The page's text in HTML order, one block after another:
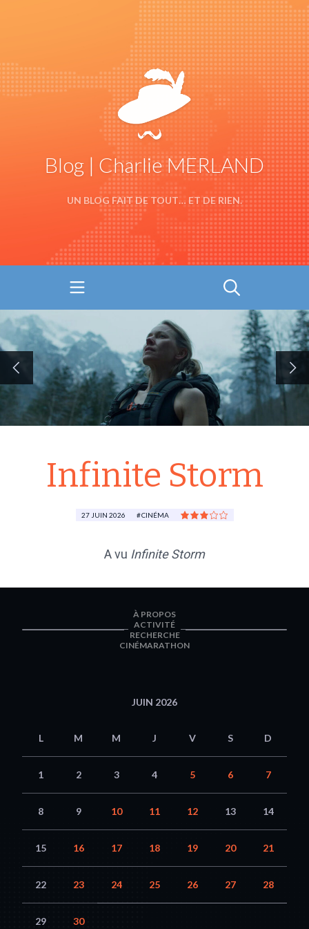
Blog | Charlie MERLAND
UN BLOG FAIT DE TOUT… ET DE RIEN.
Infinite Storm
27 JUIN 2026 CINÉMA
A vu Infinite Storm
À PROPOS
ACTIVITÉ
RECHERCHE
CINÉMARATHON
JUIN 2026
L M M J V S D
1 2 3 4 5 6 7
8 9 10 11 12 13 14
15 16 17 18 19 20 21
22 23 24 25 26 27 28
29 30